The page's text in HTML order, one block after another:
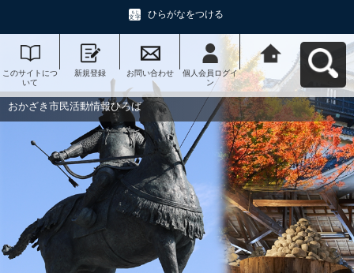
ひらがなをつける
このサイトにつ
いて
新規登録 お問い合わせ
個人会員ログイ
ン
おかざき市民活
動情報ひろばへ
戻る
おかざき市民活動情報ひろば